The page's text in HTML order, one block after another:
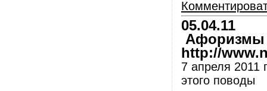
05.04.11
Афоризмы
http://
7 апреля 2011
этого поводы